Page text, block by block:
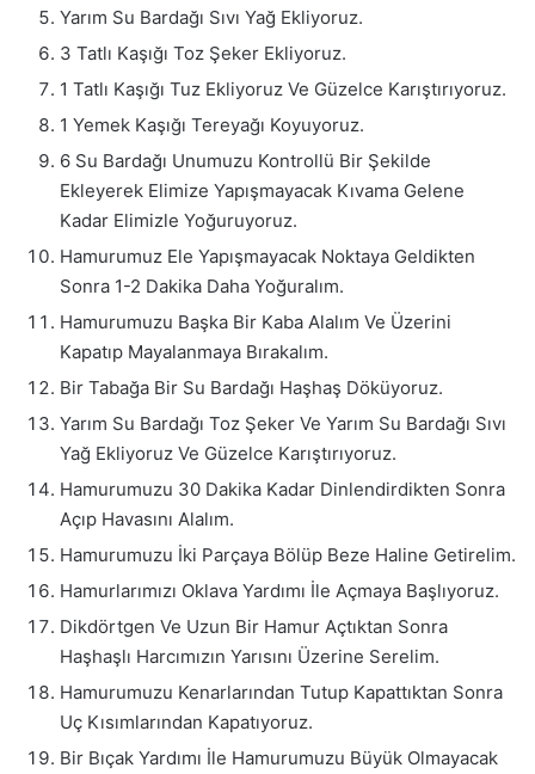
Yarım Su Bardağı Sıvı Yağ Ekliyoruz.
3 Tatlı Kaşığı Toz Şeker Ekliyoruz.
1 Tatlı Kaşığı Tuz Ekliyoruz Ve Güzelce Karıştırıyoruz.
1 Yemek Kaşığı Tereyağı Koyuyoruz.
6 Su Bardağı Unumuzu Kontrollü Bir Şekilde
Ekleyerek Elimize Yapışmayacak Kıvama Gelene
Kadar Elimizle Yoğuruyoruz.
Hamurumuz Ele Yapışmayacak Noktaya Geldikten
Sonra 1-2 Dakika Daha Yoğuralım.
Hamurumuzu Başka Bir Kaba Alalım Ve Üzerini
Kapatıp Mayalanmaya Bırakalım.
Bir Tabağa Bir Su Bardağı Haşhaş Döküyoruz.
Yarım Su Bardağı Toz Şeker Ve Yarım Su Bardağı Sıvı
Yağ Ekliyoruz Ve Güzelce Karıştırıyoruz.
Hamurumuzu 30 Dakika Kadar Dinlendirdikten Sonra
Açıp Havasını Alalım.
Hamurumuzu İki Parçaya Bölüp Beze Haline Getirelim.
Hamurlarımızı Oklava Yardımı İle Açmaya Başlıyoruz.
Dikdörtgen Ve Uzun Bir Hamur Açtıktan Sonra
Haşhaşlı Harcımızın Yarısını Üzerine Serelim.
Hamurumuzu Kenarlarından Tutup Kapattıktan Sonra
Uç Kısımlarından Kapatıyoruz.
Bir Bıçak Yardımı İle Hamurumuzu Büyük Olmayacak